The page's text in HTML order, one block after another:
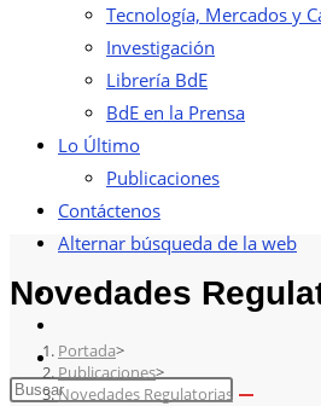
Tecnología, Mercados y
Investigación
Librería BdE
BdE en la Prensa
Lo Último
Publicaciones
Contáctenos
Alternar búsqueda de la web
Novedades
Portada>
Publicaciones>
Novedades Regulatorias